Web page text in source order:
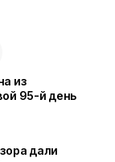
из
95-й день
дали